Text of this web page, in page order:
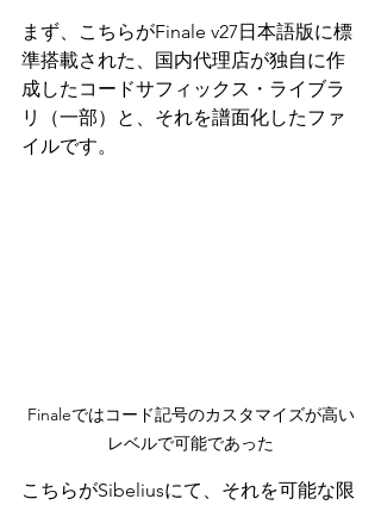
まず、こちらがFinale v27日本語版に標
準搭載された、国内代理店が独自に作
成したコードサフィックス・ライブラ
リ（一部）と、それを譜面化したファ
イルです。
Finaleではコード記号のカスタマイズが高い
レベルで可能であった
こちらがSibeliusにて、それを可能な限